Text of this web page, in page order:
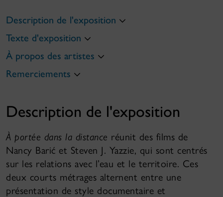
Description de l'exposition
Texte d'exposition
À propos des artistes
Remerciements
Description de l'exposition
À portée dans la distance réunit des films de
Nancy Barić et Steven J. Yazzie, qui sont centrés
sur les relations avec l’eau et le territoire. Ces
deux courts métrages alternent entre une
présentation de style documentaire et